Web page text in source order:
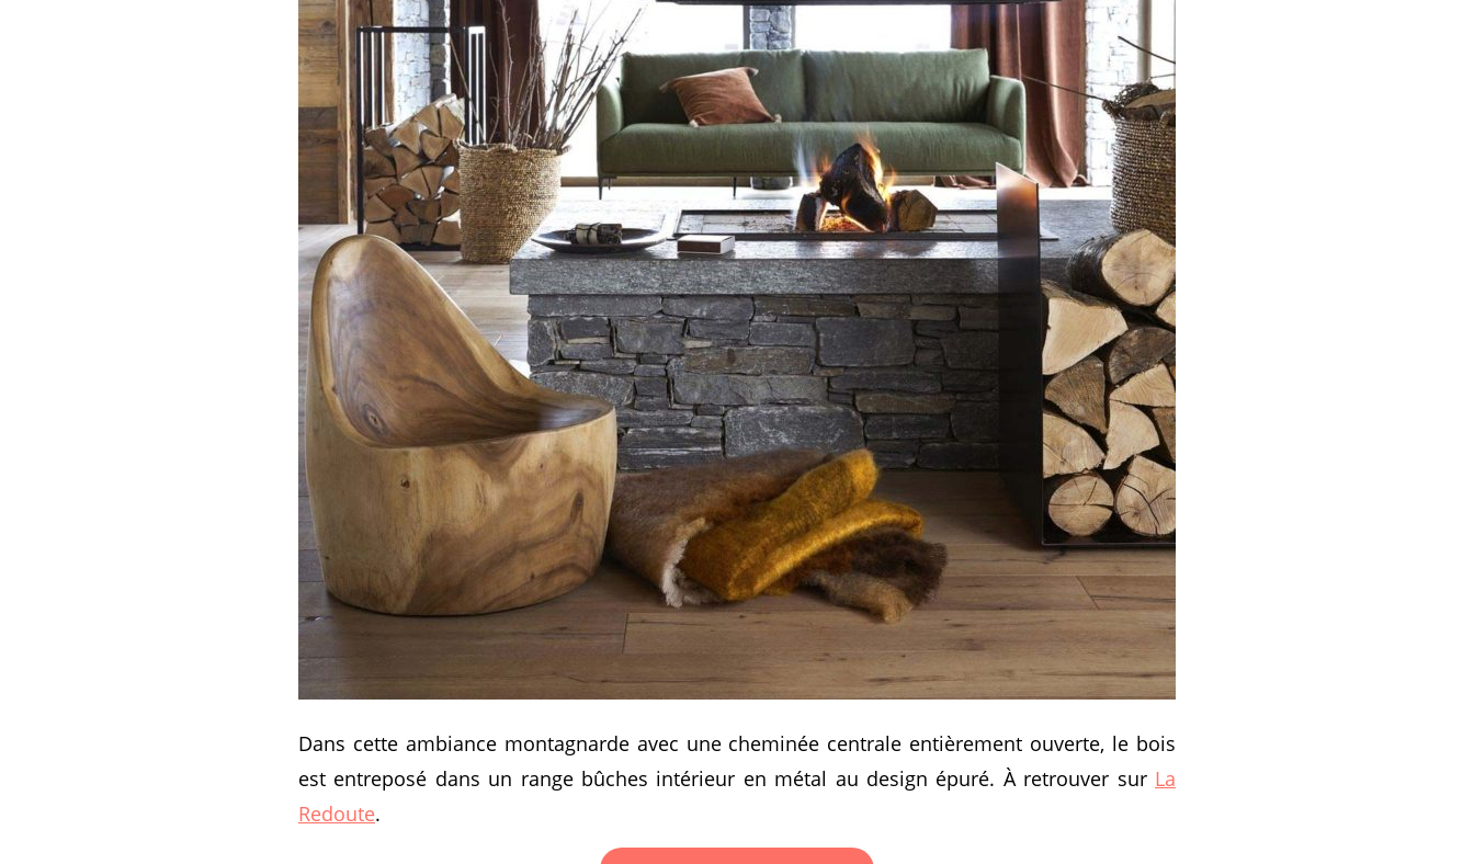
Dans cette ambiance montagnarde avec une cheminée centrale entièrement ouverte, le bois
est entreposé dans un range bûches intérieur en métal au design épuré. À retrouver sur La
Redoute.